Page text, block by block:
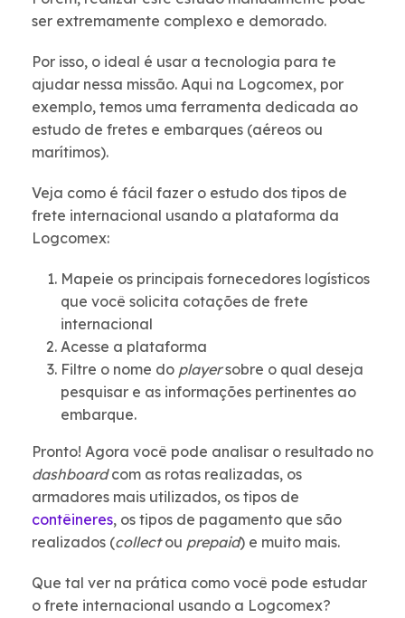
ser extremamente complexo e demorado.
Por isso, o ideal é usar a tecnologia para te
ajudar nessa missão. Aqui na Logcomex, por
exemplo, temos uma ferramenta dedicada ao
estudo de fretes e embarques (aéreos ou
marítimos).
Veja como é fácil fazer o estudo dos tipos de
frete internacional usando a plataforma da
Logcomex:
Mapeie os principais fornecedores logísticos
que você solicita cotações de frete
internacional
Acesse a plataforma
Filtre o nome do playersobre o qual deseja
pesquisar e as informações pertinentes ao
embarque.
Pronto! Agora você pode analisar o resultado no
dashboardcom as rotas realizadas, os
armadores mais utilizados, os tipos de
contêineres, os tipos de pagamento que são
realizados (collectou prepaid) e muito mais.
Que tal ver na prática como você pode estudar
o frete internacional usando a Logcomex?